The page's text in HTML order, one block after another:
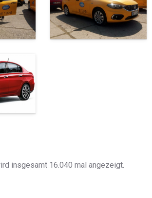
insgesamt 16.040 mal angezeigt.